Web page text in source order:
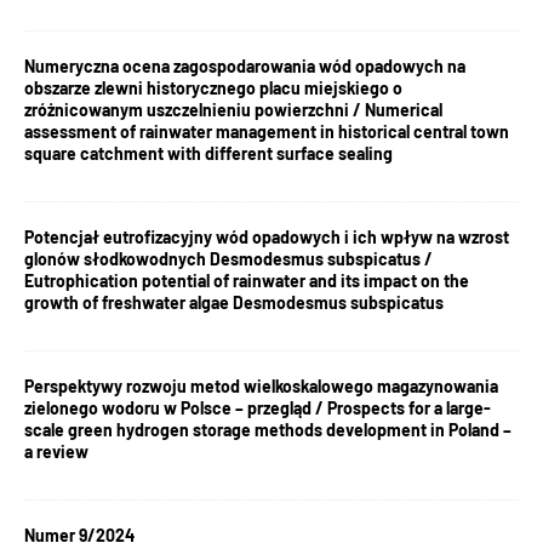
Numeryczna ocena zagospodarowania wód opadowych na
obszarze zlewni historycznego placu miejskiego o
zróżnicowanym uszczelnieniu powierzchni / Numerical
assessment of rainwater management in historical central town
square catchment with different surface sealing
Potencjał eutrofizacyjny wód opadowych i ich wpływ na wzrost
glonów słodkowodnych Desmodesmus subspicatus /
Eutrophication potential of rainwater and its impact on the
growth of freshwater algae Desmodesmus subspicatus
Perspektywy rozwoju metod wielkoskalowego magazynowania
zielonego wodoru w Polsce – przegląd / Prospects for a large-
scale green hydrogen storage methods development in Poland –
a review
Numer 9/2024